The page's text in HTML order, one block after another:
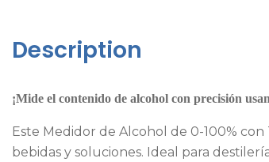
Description
¡Mide el contenido de alcohol con precisión
Este Medidor de Alcohol de 0-100%
bebidas y soluciones. Ideal para